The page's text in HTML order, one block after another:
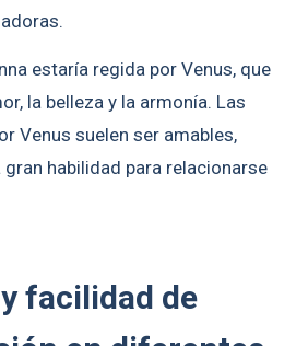
estaría regida por Venus, que
la belleza y la armonía. Las
Venus suelen ser amables,
habilidad para relacionarse
facilidad de